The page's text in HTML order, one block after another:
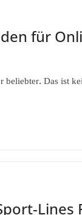
für
Das ist
Lines